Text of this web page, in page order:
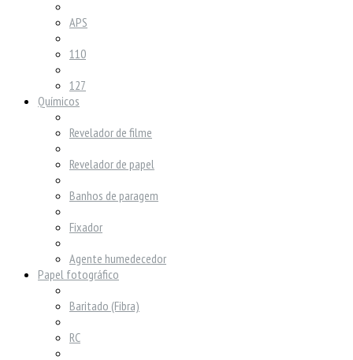
APS
110
127
Químicos
Revelador de filme
Revelador de papel
Banhos de paragem
Fixador
Agente humedecedor
Papel fotográfico
Baritado (Fibra)
RC